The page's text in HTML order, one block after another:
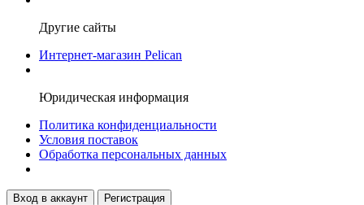
Другие сайты
Интернет-магазин Pelican
Юридическая информация
Политика конфиденциальности
Условия поставок
Обработка персональных данных
Вход в аккаунт
Регистрация